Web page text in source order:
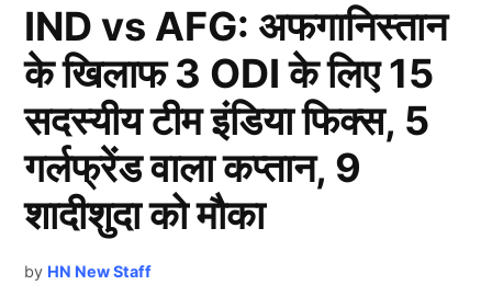
IND vs AFG: अफगानिस्तान
के खिलाफ 3 ODI के लिए 15
सदस्यीय टीम इंडिया फिक्स, 5
गर्लफ्रेंड वाला कप्तान, 9
शादीशुदा को मौका
by HN New Staff